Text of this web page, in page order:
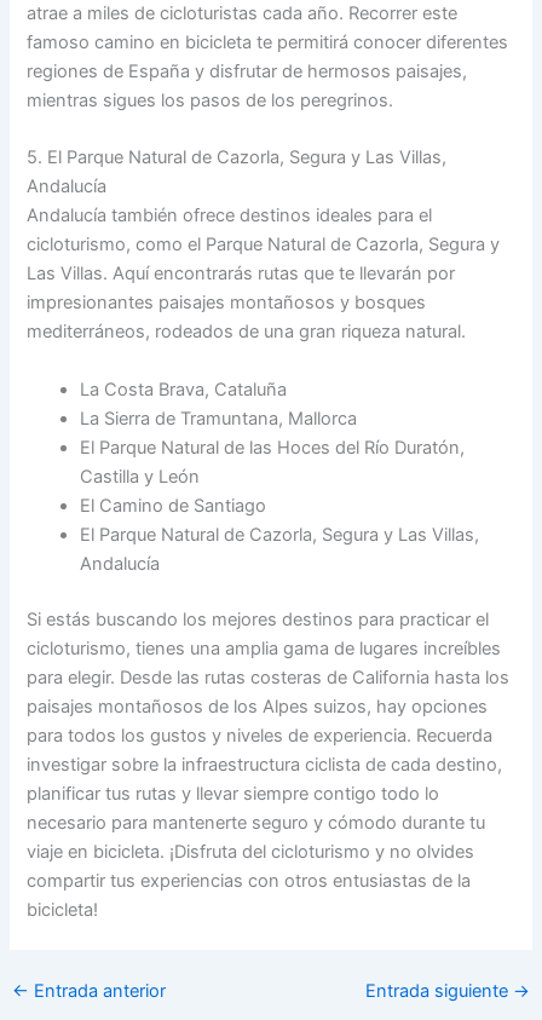
atrae a miles de cicloturistas cada año. Recorrer este
famoso camino en bicicleta te permitirá conocer diferentes
regiones de España y disfrutar de hermosos paisajes,
mientras sigues los pasos de los peregrinos.
5. El Parque Natural de Cazorla, Segura y Las Villas,
Andalucía
Andalucía también ofrece destinos ideales para el
cicloturismo, como el Parque Natural de Cazorla, Segura y
Las Villas. Aquí encontrarás rutas que te llevarán por
impresionantes paisajes montañosos y bosques
mediterráneos, rodeados de una gran riqueza natural.
La Costa Brava, Cataluña
La Sierra de Tramuntana, Mallorca
El Parque Natural de las Hoces del Río Duratón,
Castilla y León
El Camino de Santiago
El Parque Natural de Cazorla, Segura y Las Villas,
Andalucía
Si estás buscando los mejores destinos para practicar el
cicloturismo, tienes una amplia gama de lugares increíbles
para elegir. Desde las rutas costeras de California hasta los
paisajes montañosos de los Alpes suizos, hay opciones
para todos los gustos y niveles de experiencia. Recuerda
investigar sobre la infraestructura ciclista de cada destino,
planificar tus rutas y llevar siempre contigo todo lo
necesario para mantenerte seguro y cómodo durante tu
viaje en bicicleta. ¡Disfruta del cicloturismo y no olvides
compartir tus experiencias con otros entusiastas de la
bicicleta!
← Entrada anterior Entrada siguiente →